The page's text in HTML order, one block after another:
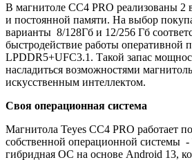
В магнитоле CC4 PRO реализованы 2
и постоянной памяти. На выбор
варианты 8/128Гб и 12/256 Гб
быстродействие работы оперативной
LPDDR5+UFC3.1. Такой запас
насладиться возможностями
искусственным интеллектом.
Своя операционная система
Магнитола Teyes CC4 PRO работает
собственной операционной системы -
гибридная ОС на основе Android 13,